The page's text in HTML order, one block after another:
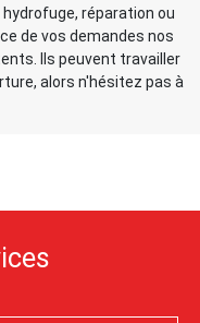
réparation ou
de vos demandes nos
Ils peuvent travailler
alors n'hésitez pas à